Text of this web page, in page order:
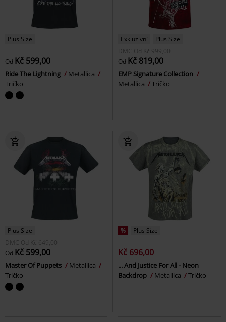
Plus Size
Od Kč 599,00
Ride The Lightning
Metallica
Tričko
Exkluzivní
Plus Size
DMC Od Kč 999,00
Od Kč 819,00
EMP Signature Collection
Metallica
Tričko
Plus Size
DMC Od Kč 649,00
Od Kč 599,00
Master Of Puppets
Metallica
Tričko
% Plus Size
Kč 696,00
... And Justice For All - Neon
Backdrop
Metallica Tričko